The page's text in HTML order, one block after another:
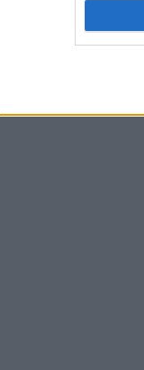
de Roland